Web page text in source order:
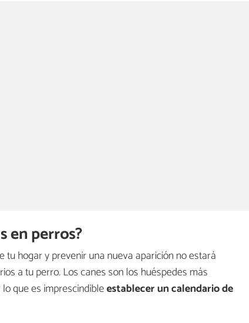
en perros?
hogar y prevenir una nueva aparición no estará
a tu perro. Los canes son los huéspedes más
que es imprescindibleestablecer uncalendario de